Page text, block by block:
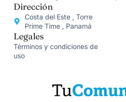
Dirección
Costa del Este , Torre
Prime Time , Panamá
Legales
Términos y condiciones de
uso